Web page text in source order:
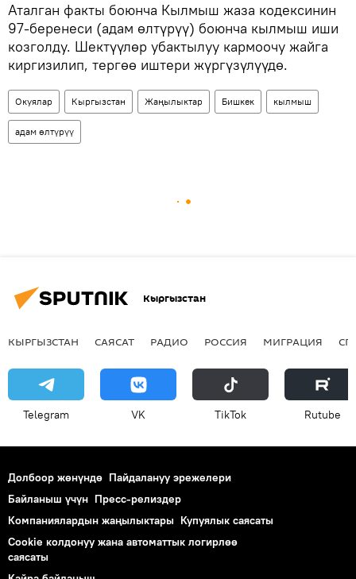
Аталган факты боюнча Кылмыш жаза кодексинин
97-беренеси (адам өлтүрүү) боюнча кылмыш иши
козголду. Шектүүлөр убактылуу кармоочу жайга
киргизилип, тергөө иштери жүргүзүлүүдө.
Окуялар Кыргызстан Жаңылыктар Бишкек кылмыш
адам өлтүрүү
Кыргызстан
КЫРГЫЗСТАН САЯСАТ РАДИО РОССИЯ МИГРАЦИЯ
Telegram VK ТikТоk Rutube
Долбоор жөнүндө Пайдалануу эрежелери
Байланыш үчүн Пресс-релиздер
Компаниялардын жаңылыктары Купуялык саясаты
Cookie колдонуу жана автоматтык логирлөө
саясаты